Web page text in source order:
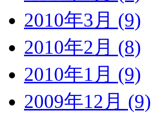
2010年3月 (9)
2010年2月 (8)
2010年1月 (9)
2009年12月 (9)